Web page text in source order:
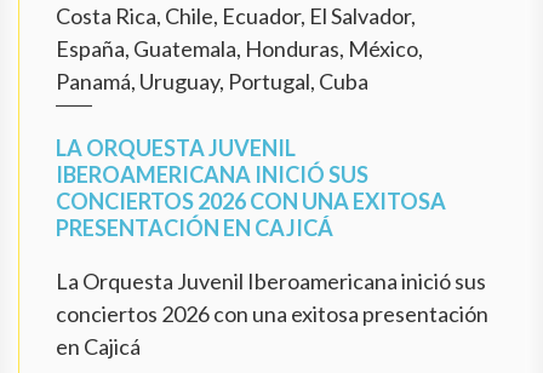
Costa Rica, Chile, Ecuador, El Salvador,
España, Guatemala, Honduras, México,
Panamá, Uruguay, Portugal, Cuba
LA ORQUESTA JUVENIL
IBEROAMERICANA INICIÓ SUS
CONCIERTOS 2026 CON UNA EXITOSA
PRESENTACIÓN EN CAJICÁ
La Orquesta Juvenil Iberoamericana inició sus
conciertos 2026 con una exitosa presentación
en Cajicá